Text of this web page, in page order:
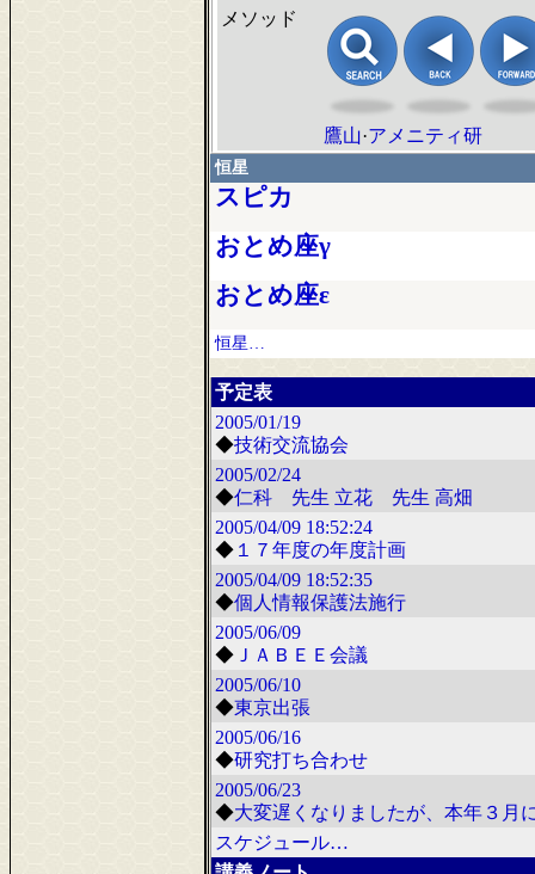
メソッド
鷹山·アメニティ研
恒星
スピカ
おとめ座γ
おとめ座ε
恒星…
予定表
2005/01/19
◆技術交流協会
2005/02/24
◆仁科 先生 立花 先生 高畑
2005/04/09 18:52:24
◆ １７年度の年度計画
2005/04/09 18:52:35
◆個人情報保護法施行
2005/06/09
◆ ＪＡＢＥＥ会議
2005/06/10
◆東京出張
2005/06/16
◆研究打ち合わせ
2005/06/23
◆大変遅くなりましたが、本年３月
スケジュール…